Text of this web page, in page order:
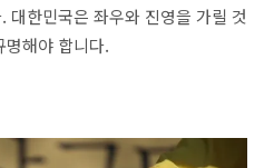
대한민국은 좌우와 진영을 가릴 것
명해야 합니다.